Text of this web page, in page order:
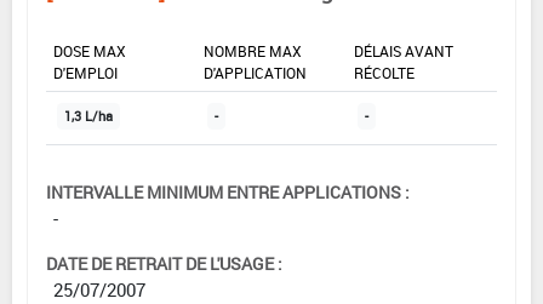
DOSE MAX
D'EMPLOI
NOMBRE MAX
D'APPLICATION
DÉLAIS AVANT
RÉCOLTE
1,3 L/ha - -
INTERVALLE MINIMUM ENTRE APPLICATIONS :
-
DATE DE RETRAIT DE L'USAGE :
25/07/2007